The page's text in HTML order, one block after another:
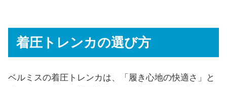
着圧トレンカの選び方
ベルミスの着圧トレンカは、「履き心地の快適さ」と